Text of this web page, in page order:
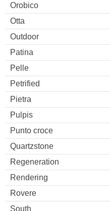
Orobico
Otta
Outdoor
Patina
Pelle
Petrified
Pietra
Pulpis
Punto croce
Quartzstone
Regeneration
Rendering
Rovere
South